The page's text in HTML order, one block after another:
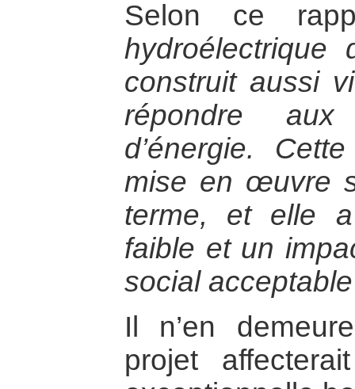
Selon ce
construit aussi
répondre
d’énergie.
mise en œuvre
terme, et elle
faible et un
social
Il n’en
projet